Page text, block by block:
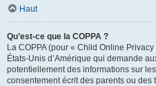
Haut
Qu’est-ce que la COPPA ?
La COPPA (pour « Child Online
États-Unis d’Amérique qui demande
potentiellement des informations sur
consentement écrit des parents ou